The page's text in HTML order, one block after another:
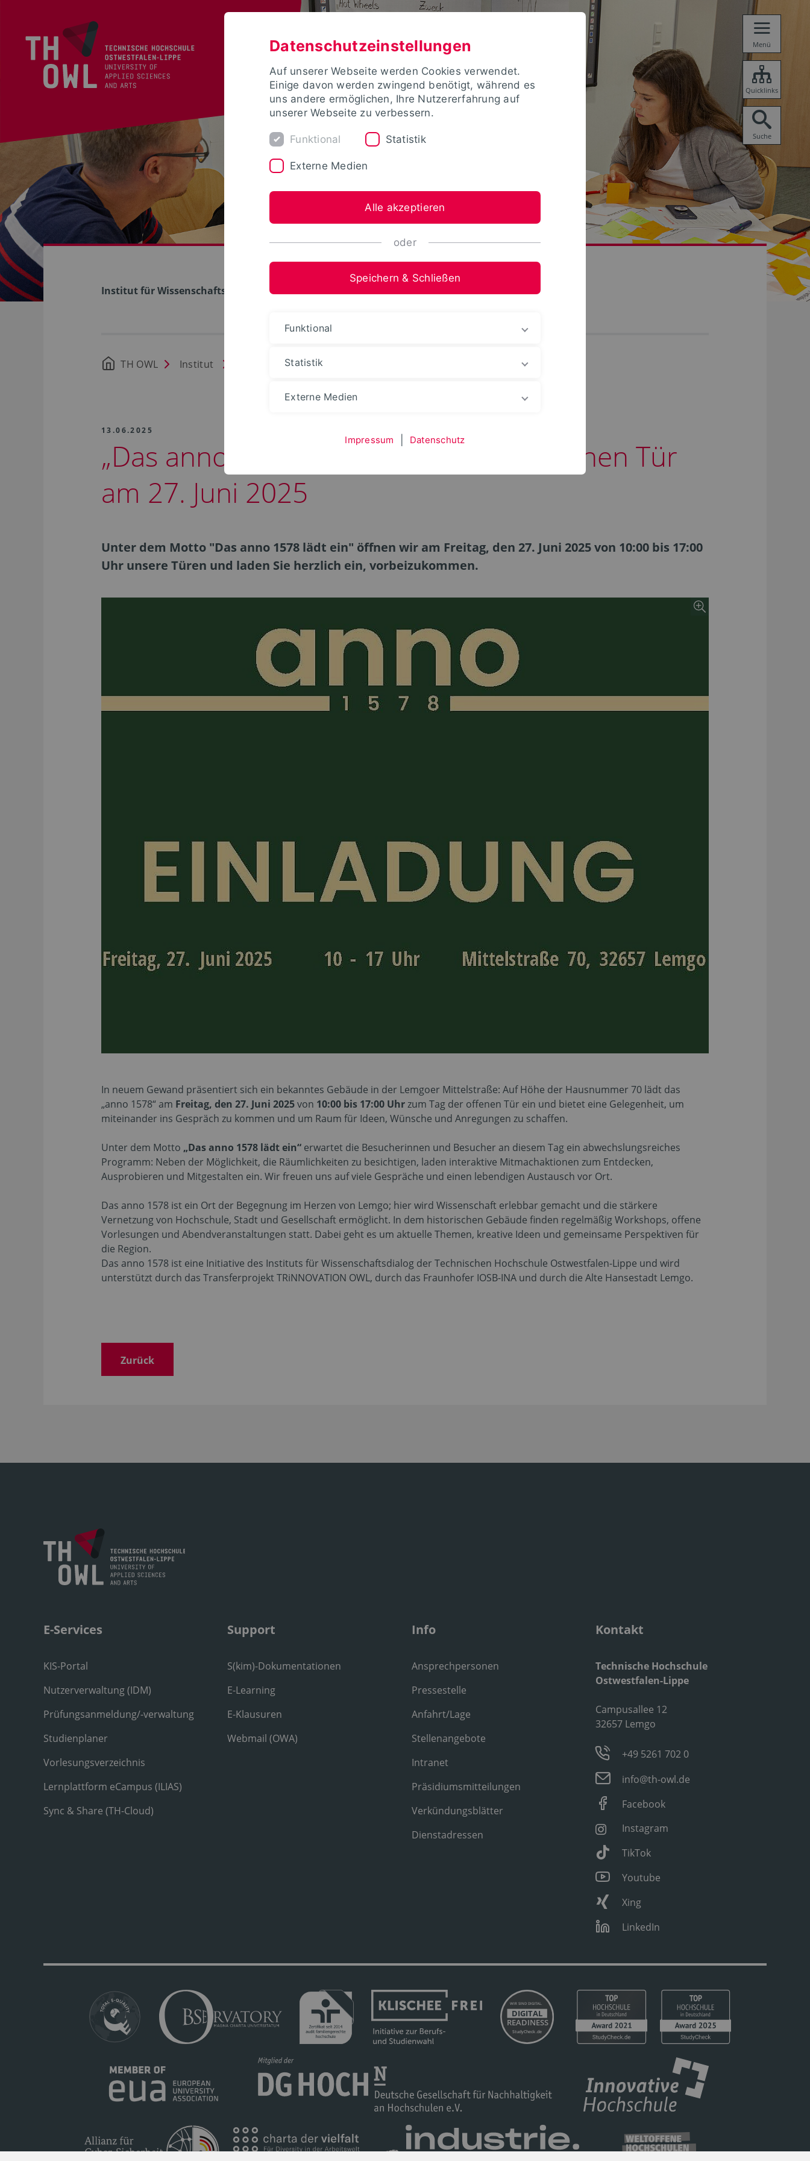
Menü
Quicklinks
Suche
Institut für Wissenschaftsdialog
TH OWL Institut
13.06.2025
„Das anno 1578 lädt ein“ – Tag der offenen Tür
am 27. Juni 2025
Unter dem Motto "Das anno 1578 lädt ein" öffnen wir am Freitag, den 27. Juni 2025 von 10:00 bis 17:00
Uhr unsere Türen und laden Sie herzlich ein, vorbeizukommen.
In neuem Gewand präsentiert sich ein bekanntes Gebäude in der Lemgoer Mittelstraße: Auf Höhe der Hausnummer 70 lädt das
„anno 1578“ am Freitag, den 27. Juni 2025von 10:00 bis 17:00 Uhrzum Tag der offenen Tür ein und bietet eine Gelegenheit, um
miteinander ins Gespräch zu kommen und um Raum für Ideen, Wünsche und Anregungen zu schaffen.
Unter dem Motto „Das anno 1578 lädt ein“ erwartet die Besucherinnen und Besucher an diesem Tag ein abwechslungsreiches
Programm: Neben der Möglichkeit, die Räumlichkeiten zu besichtigen, laden interaktive Mitmachaktionen zum Entdecken,
Ausprobieren und Mitgestalten ein. Wir freuen uns auf viele Gespräche und einen lebendigen Austausch vor Ort.
Das anno 1578 ist ein Ort der Begegnung im Herzen von Lemgo; hier wird Wissenschaft erlebbar gemacht und die stärkere
Vernetzung von Hochschule, Stadt und Gesellschaft ermöglicht. In dem historischen Gebäude finden regelmäßig Workshops, offene
Vorlesungen und Abendveranstaltungen statt. Dabei geht es um aktuelle Themen, kreative Ideen und gemeinsame Perspektiven für
die Region.
Das anno 1578 ist eine Initiative des Instituts für Wissenschaftsdialog der Technischen Hochschule Ostwestfalen-Lippe und wird
unterstützt durch das Transferprojekt TRiNNOVATION OWL, durch das Fraunhofer IOSB-INA und durch die Alte Hansestadt Lemgo.
Zurück
E-Services
KIS-Portal
Nutzerverwaltung (IDM)
Prüfungsanmeldung/-verwaltung
Studienplaner
Vorlesungsverzeichnis
Lernplattform eCampus (ILIAS)
Sync & Share (TH-Cloud)
Support
S(kim)-Dokumentationen
E-Learning
E-Klausuren
Webmail (OWA)
Info
Ansprechpersonen
Pressestelle
Anfahrt/Lage
Stellenangebote
Intranet
Präsidiumsmitteilungen
Verkündungsblätter
Dienstadressen
Kontakt
Technische Hochschule
Ostwestfalen-Lippe
Campusallee 12
32657 Lemgo
+49 5261 702 0
info@th-owl.de
Facebook
Instagram
TikTok
Youtube
Xing
LinkedIn
Datenschutzeinstellungen
Auf unserer Webseite werden Cookies verwendet.
Einige davon werden zwingend benötigt, während es
uns andere ermöglichen, Ihre Nutzererfahrung auf
unserer Webseite zu verbessern.
Funktional Statistik
Externe Medien
Alle akzeptieren
oder
Speichern & Schließen
Funktional
Statistik
Externe Medien
Impressum Datenschutz